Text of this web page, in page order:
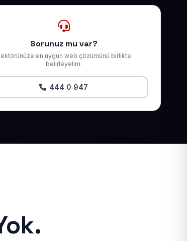
Sorunuz mu var?
en uygun web çözümünü birlikte
belirleyelim.
444 0 947